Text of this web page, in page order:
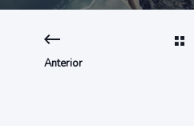
Anterior